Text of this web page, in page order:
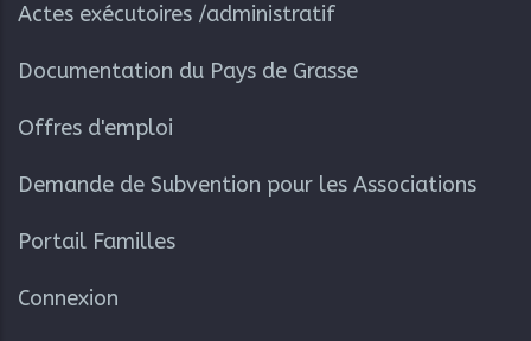
Actes exécutoires /administratif
Documentation du Pays de Grasse
Offres d'emploi
Demande de Subvention pour les Associations
Portail Familles
Connexion